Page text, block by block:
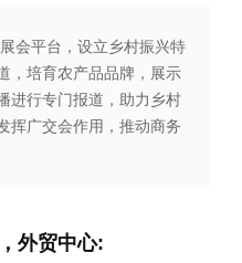
会平台，设立乡村振兴特
，培育农产品品牌，展示
进行专门报道，助力乡村
挥广交会作用，推动商务
外贸中心: